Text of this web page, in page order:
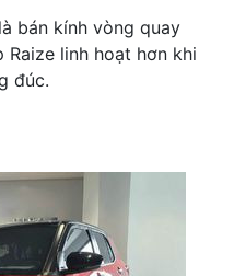
bán kính vòng quay
Raize linh hoạt hơn khi
đúc.